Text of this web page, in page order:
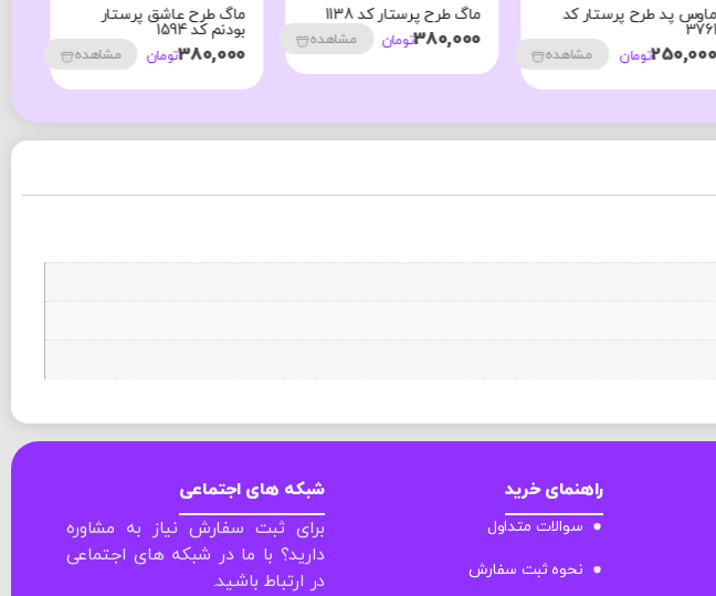
ماگ طرح عاشق پرستار
بودنم کد 1594
380,000تومان مشاهده
ماگ طرح عشق پرستار کد
1599
380,000 مشاهده
ماگ طرح سلامت و پرستار
کد 1607
380,000تومان مشاهده
راهنمای خرید
سوالات متداول
نحوه ثبت سفارش
شبکه های اجتماعی
برای ثبت سفارش نیاز به مشاوره
دارید؟ با ما در شبکه های اجتماعی
در ارتباط باشید.